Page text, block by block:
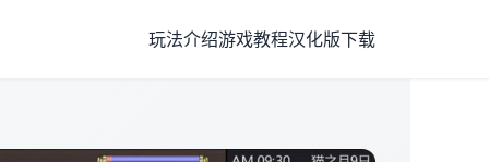
玩法介绍游戏教程汉化版下载